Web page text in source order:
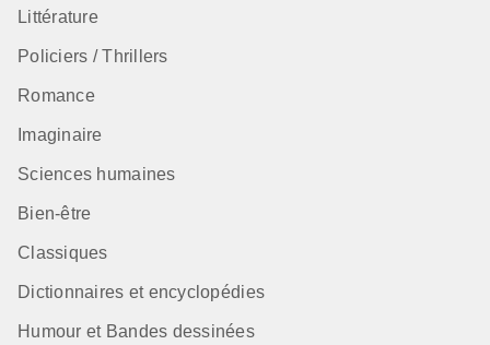
Littérature
Policiers / Thrillers
Romance
Imaginaire
Sciences humaines
Bien-être
Classiques
Dictionnaires et encyclopédies
Humour et Bandes dessinées